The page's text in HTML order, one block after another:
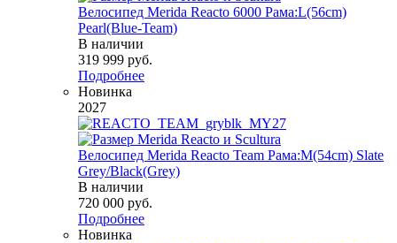
Велосипед Merida Reacto 6000 Рама:L(56cm)
Pearl(Blue-Team)
В наличии
319 999 руб.
Подробнее
Новинка
2027
Велосипед Merida Reacto Team Рама:M(54cm) Slate
Grey/Black(Grey)
В наличии
720 000 руб.
Подробнее
Новинка